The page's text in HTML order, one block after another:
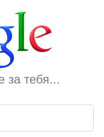
за тебя...